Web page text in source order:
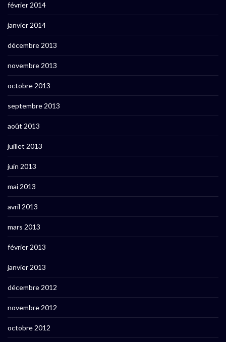
février 2014
janvier 2014
décembre 2013
novembre 2013
octobre 2013
septembre 2013
août 2013
juillet 2013
juin 2013
mai 2013
avril 2013
mars 2013
février 2013
janvier 2013
décembre 2012
novembre 2012
octobre 2012